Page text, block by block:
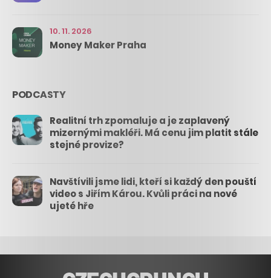
10. 11. 2026
Money Maker Praha
PODCASTY
Realitní trh zpomaluje a je zaplavený
mizernými makléři. Má cenu jim platit stále
stejné provize?
Navštívili jsme lidi, kteří si každý den pouští
video s Jiřím Károu. Kvůli práci na nové
ujeté hře